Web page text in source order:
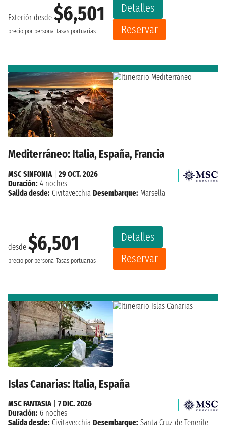
Exteriór desde $6,501
precio por persona Tasas portuarias
Detalles
Reservar
Mediterráneo: Italia, España, Francia
desde $6,501
precio por persona Tasas portuarias
Detalles
Reservar
MSC SINFONIA| 29 OCT. 2026
Duración: 4 noches
Salida desde: Civitavecchia Desembarque: Marsella
Islas Canarias: Italia, España
MSC FANTASIA
7 DIC. 2026
Duración: 6 noches
Salida desde: Civitavecchia Desembarque: Santa Cruz de Tenerife